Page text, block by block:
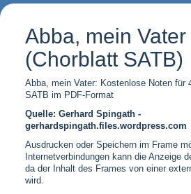
Abba, mein Vater
(Chorblatt SATB)
Abba, mein Vater: Kostenlose Noten für
SATB im PDF-Format
Quelle: Gerhard Spingath -
gerhardspingath.files.wordpress.com
Ausdrucken oder Speichern im Frame
Internetverbindungen kann die Anzeige
da der Inhalt des Frames von einer
wird.